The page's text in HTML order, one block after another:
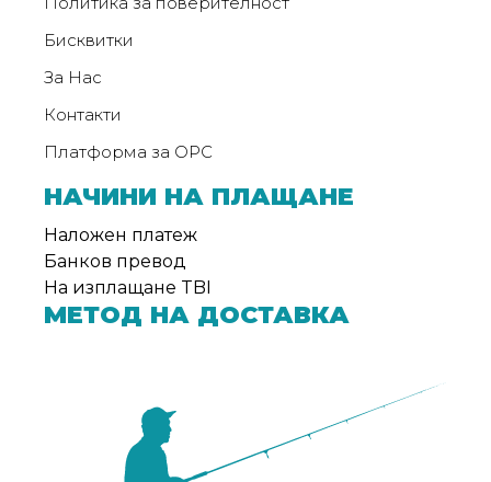
Бисквитки
За Нас
Контакти
Платформа за ОРС
НАЧИНИ НА ПЛАЩАНЕ
Наложен платеж
Банков превод
На изплащане TBI
МЕТОД НА ДОСТАВКА